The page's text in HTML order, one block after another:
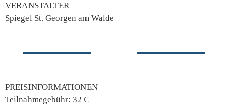
VERANSTALTER
Spiegel St. Georgen am Walde
PREISINFORMATIONEN
Teilnahmegebühr: 32 €